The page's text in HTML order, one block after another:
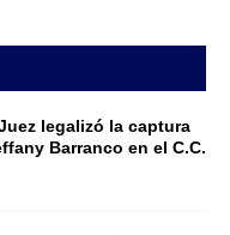
Juez legalizó la captura
Barranco en el C.C.